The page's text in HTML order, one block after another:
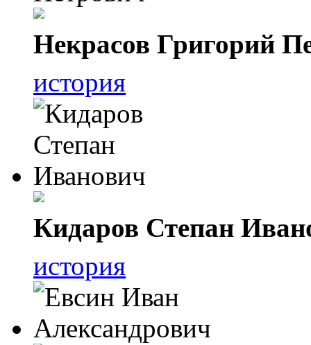
Некрасов Григорий
история
Кидаров Степан
история